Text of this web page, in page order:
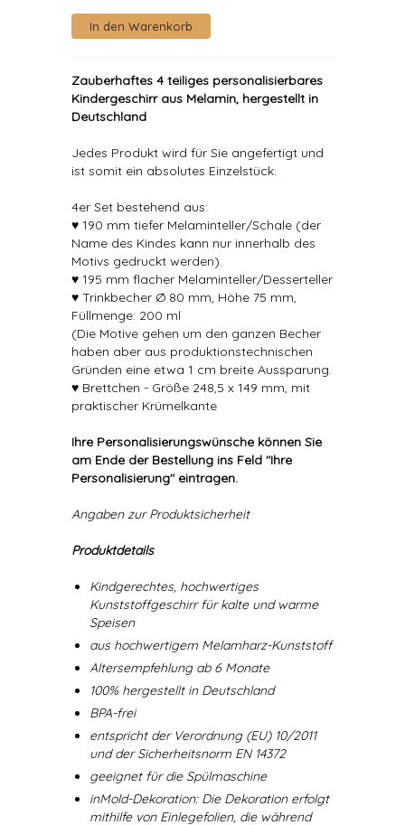
Zauberhaftes 4 teiliges personalisierbares
Kindergeschirr aus Melamin, hergestellt in
Deutschland
Jedes Produkt wird für Sie angefertigt und
ist somit ein absolutes Einzelstück.
4er Set bestehend aus:
♥ 190 mm tiefer Melaminteller/Schale (der
Name des Kindes kann nur innerhalb des
Motivs gedruckt werden).
♥ 195 mm flacher Melaminteller/Desserteller
♥ Trinkbecher Ø 80 mm, Höhe 75 mm,
Füllmenge: 200 ml
(Die Motive gehen um den ganzen Becher
haben aber aus produktionstechnischen
Gründen eine etwa 1 cm breite Aussparung.
♥ Brettchen - Größe 248,5 x 149 mm, mit
praktischer Krümelkante
Ihre Personalisierungswünsche können Sie
am Ende der Bestellung ins Feld "Ihre
Personalisierung" eintragen.
Angaben zur Produktsicherheit
Produktdetails
Kindgerechtes, hochwertiges
Kunststoffgeschirr für kalte und warme
Speisen
aus hochwertigem Melamharz-Kunststoff
Altersempfehlung ab 6 Monate
100% hergestellt in Deutschland
BPA-frei
entspricht der Verordnung (EU) 10/2011
und der Sicherheitsnorm EN 14372
geeignet für die Spülmaschine
inMold-Dekoration: Die Dekoration erfolgt
mithilfe von Einlegefolien, die während